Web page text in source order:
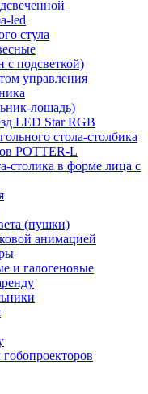
led
стула
с подсветкой)
управления
лошадь)
LED Star RGB
стола-столбика
POTTER-L
столика в форме лица с
(пушки)
анимацией
и галогеновые